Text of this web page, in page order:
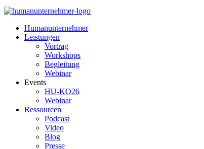
Humanunternehmer
Leistungen
Vortrag
Workshops
Begleitung
Webinar
Events
HU-KO26
Webinar
Ressourcen
Podcast
Video
Blog
Presse